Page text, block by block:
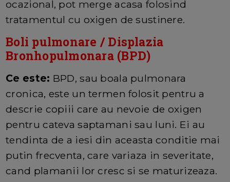
ocazional, pot merge acasa folosind
tratamentul cu oxigen de sustinere.
Boli pulmonare / Displazia
Bronhopulmonara (BPD)
Ce este: BPD, sau boala pulmonara
cronica, este un termen folosit pentru a
descrie copiii care au nevoie de oxigen
pentru cateva saptamani sau luni. Ei au
tendinta de a iesi din aceasta conditie mai
putin frecventa, care variaza in severitate,
cand plamanii lor cresc si se maturizeaza.